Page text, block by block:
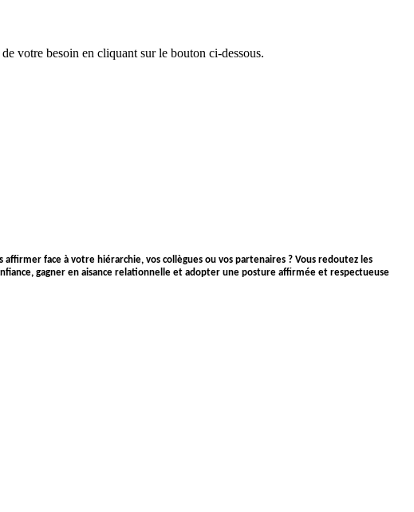
votre besoin en cliquant sur le bouton ci-dessous.
face à votre hiérarchie, vos collègues ou vos partenaires ? Vous redoutez les
gagner en aisance relationnelle et adopter une posture affirmée et respectueuse